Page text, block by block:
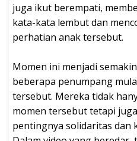
juga ikut berempati,
kata-kata lembut dan
perhatian anak tersebut.
Momen ini menjadi
beberapa penumpang
tersebut. Mereka tidak
momen tersebut tetapi
pentingnya solidaritas dan